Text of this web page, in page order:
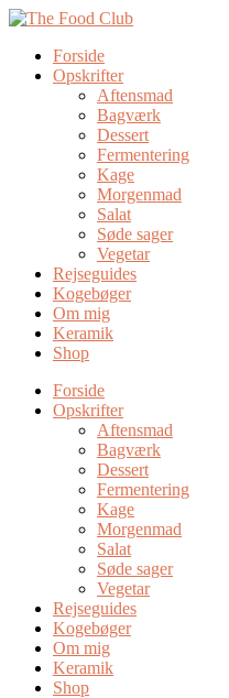
Forside
Opskrifter
Aftensmad
Bagværk
Dessert
Fermentering
Kage
Morgenmad
Salat
Søde sager
Vegetar
Rejseguides
Kogebøger
Om mig
Keramik
Shop
Forside
Opskrifter
Aftensmad
Bagværk
Dessert
Fermentering
Kage
Morgenmad
Salat
Søde sager
Vegetar
Rejseguides
Kogebøger
Om mig
Keramik
Shop